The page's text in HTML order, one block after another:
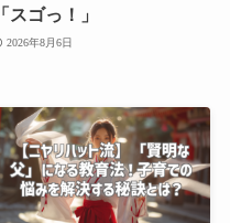
「スゴっ！」
2026年8月6日